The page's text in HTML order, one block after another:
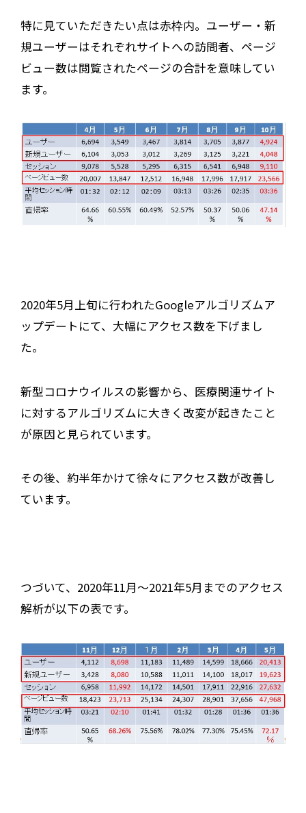
特に見ていただきたい点は赤枠内。ユーザー・新
規ユーザーはそれぞれサイトへの訪問者、ページ
ビュー数は閲覧されたページの合計を意味してい
ます。
2020年5月上旬に行われたGoogleアルゴリズムア
ップデートにて、大幅にアクセス数を下げまし
た。
新型コロナウイルスの影響から、医療関連サイト
に対するアルゴリズムに大きく改変が起きたこと
が原因と見られています。
その後、約半年かけて徐々にアクセス数が改善し
ています。
つづいて、2020年11月～2021年5月までのアクセス
解析が以下の表です。